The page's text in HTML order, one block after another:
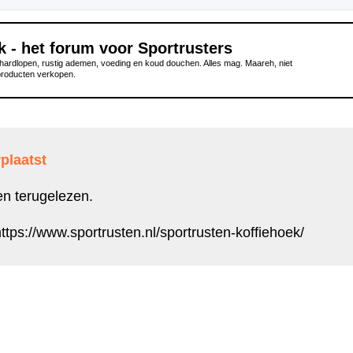
- het forum voor Sportrusters
rustig ademen, voeding en koud douchen. Alles mag. Maareh, niet
verkopen.
terugelezen.
www.sportrusten.nl/sportrusten-koffiehoek/